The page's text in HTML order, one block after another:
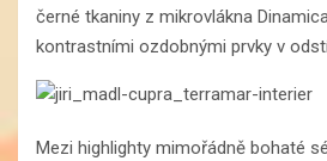
černé tkaniny z mikrovlákna
kontrastními ozdobnými prvky v
Mezi highlighty mimořádně bohaté